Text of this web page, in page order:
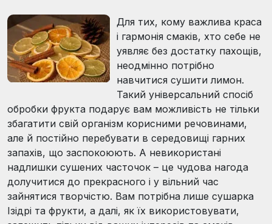
Для тих, кому важлива краса
і гармонія смаків, хто себе не
уявляє без достатку пахощів,
неодмінно потрібно
навчитися сушити лимон.
Такий універсальний спосіб
обробки фрукта подарує вам можливість не тільки
збагатити свій організм корисними речовинами,
але й постійно перебувати в середовищі гарних
запахів, що заспокоюють. А невикористані
надлишки сушених часточок – це чудова нагода
долучитися до прекрасного і у вільний час
зайнятися творчістю. Вам потрібна лише сушарка
Ізідрі та фрукти, а далі, як їх використовувати,